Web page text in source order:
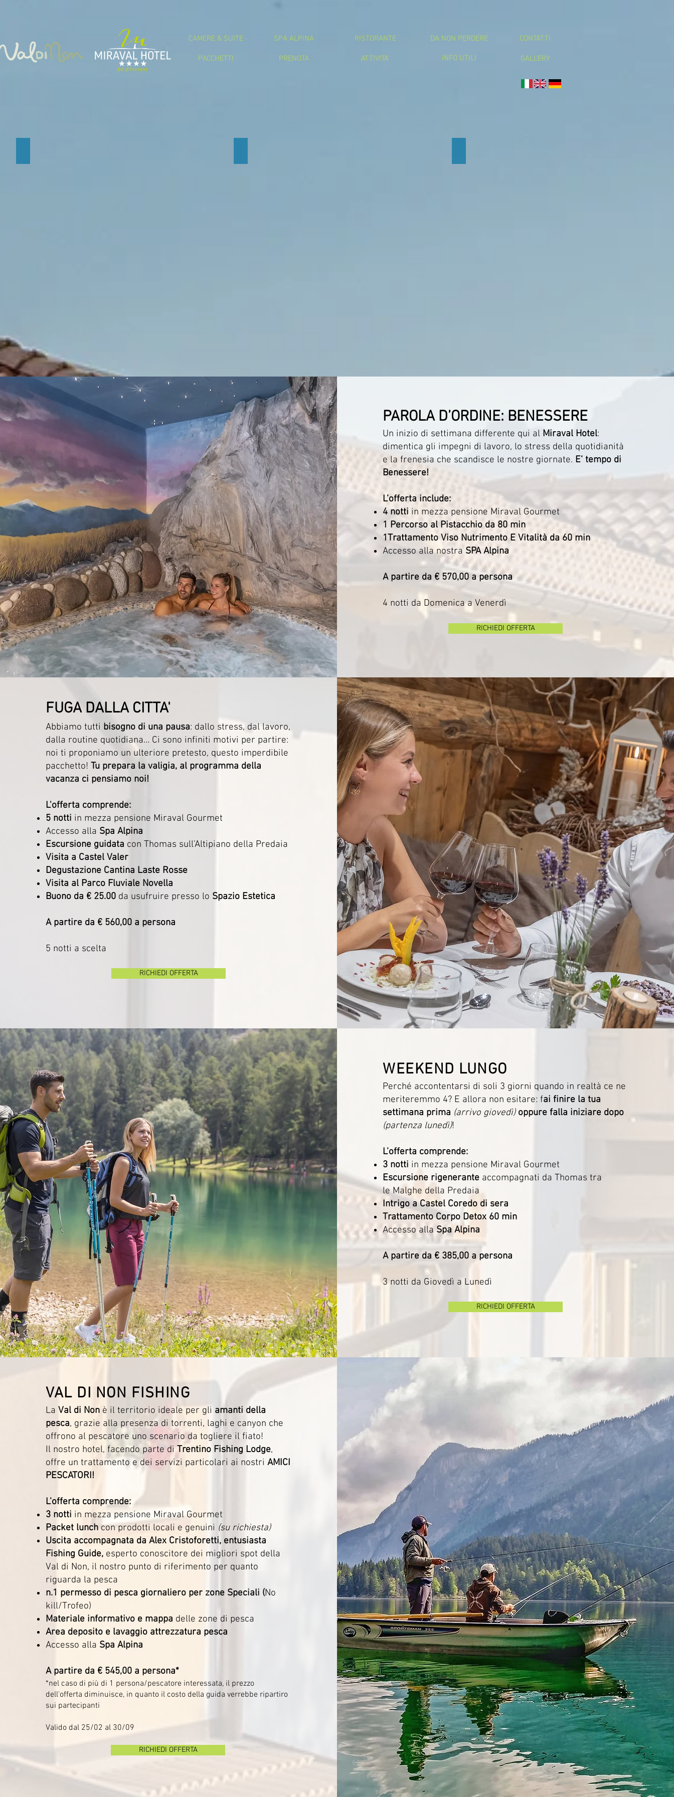
CAMERE & SUITE SPA ALPINA
PRENOTA
PACCHETTI
RISTORANTE DA NON PERDERE
ATTIVITA'
CONTATTI
GALLERY
INFO UTILI
PAROLA D’ORDINE: BENESSERE
Un inizio di settimana differente qui al Miraval Hotel:
dimentica gli impegni di lavoro, lo stress della quotidianità
e la frenesia che scandisce le nostre giornate. E’ tempo di
Benessere!
L’offerta include:
4 notti in mezza pensione Miraval Gourmet
1 Percorso al Pistacchio da 80 min
1Trattamento Viso Nutrimento E Vitalità da 60 min
Accesso alla nostra SPA Alpina
A partire da € 570,00 a persona
​4 notti da Domenica a Venerdì
RICHIEDI OFFERTA
FUGA DALLA CITTA'
Abbiamo tutti bisogno di una pausa: dallo stress, dal lavoro,
dalla routine quotidiana… Ci sono infiniti motivi per partire:
noi ti proponiamo un ulteriore pretesto, questo imperdibile
pacchetto! Tu prepara la valigia, al programma della
vacanza ci pensiamo noi!
L'offerta comprende:
5 notti in mezza pensione Miraval Gourmet
Accesso alla Spa Alpina
Escursione guidata con Thomas sull’Altipiano della Predaia
Visita a Castel Valer
Degustazione Cantina Laste Rosse
Visita al Parco Fluviale Novella
Buono da € 25.00 da usufruire presso lo Spazio Estetica
A partire da € 560,00 a persona
5 notti a scelta
RICHIEDI OFFERTA
WEEKEND LUNGO
Perché accontentarsi di soli 3 giorni quando in realtà ce ne
meriteremmo 4? E allora non esitare: fai finire la tua
settimana prima (arrivo giovedì) oppure falla iniziare dopo
(partenza lunedì)!
L’offerta comprende:
3 notti in mezza pensione Miraval Gourmet
Escursione rigenerante accompagnati da Thomas tra
le Malghe della Predaia
Intrigo a Castel Coredo di sera
Trattamento Corpo Detox 60 min
Accesso allaSpa Alpina
A partire da € 385,00 a persona
3 notti da Giovedì a Lunedì
RICHIEDI OFFERTA
VAL DI NON FISHING
La Val di Non è il territorio ideale per gli amanti della
pesca, grazie alla presenza di torrenti, laghi e canyon che
offrono al pescatore uno scenario da togliere il fiato!
Il nostro hotel, facendo parte di Trentino Fishing Lodge,
offre un trattamento e dei servizi particolari ai nostri AMICI
PESCATORI!
L’offerta comprende:
3 notti in mezza pensione Miraval Gourmet
Packet lunch con prodotti locali e genuini (su richiesta)
Uscita accompagnata da Alex Cristoforetti, entusiasta
Fishing Guide, esperto conoscitore dei migliori spot della
Val di Non, il nostro punto di riferimento per quanto
riguarda la pesca
n.1 permesso di pesca giornaliero per zone Speciali (No
kill/Trofeo)
Materiale informativo e mappa delle zone di pesca
Area deposito e lavaggio attrezzatura pesca
Accesso alla Spa Alpina
A partire da € 545,00 a persona*
*nel caso di più di 1 persona/pescatore interessata, il prezzo
dell'offerta diminuisce, in quanto il costo della guida verrebbe ripartiro
sui partecipanti
Valido dal 25/02 al 30/09
RICHIEDI OFFERTA